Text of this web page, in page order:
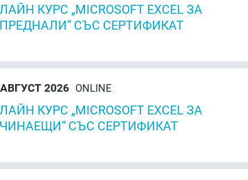
КУРС „MICROSOFT EXCEL ЗА
СЪС СЕРТИФИКАТ
2026 ONLINE
КУРС „MICROSOFT EXCEL ЗА
СЪС СЕРТИФИКАТ